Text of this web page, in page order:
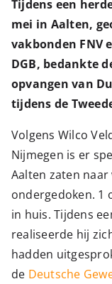
Tijdens een
mei in Aalten,
vakbonden FNV
DGB, bedankte
opvangen van
tijdens de
Volgens Wilco
Nijmegen is er
Aalten zaten
ondergedoken. 1
in huis. Tijdens
realiseerde hij
hadden
de Deutsche